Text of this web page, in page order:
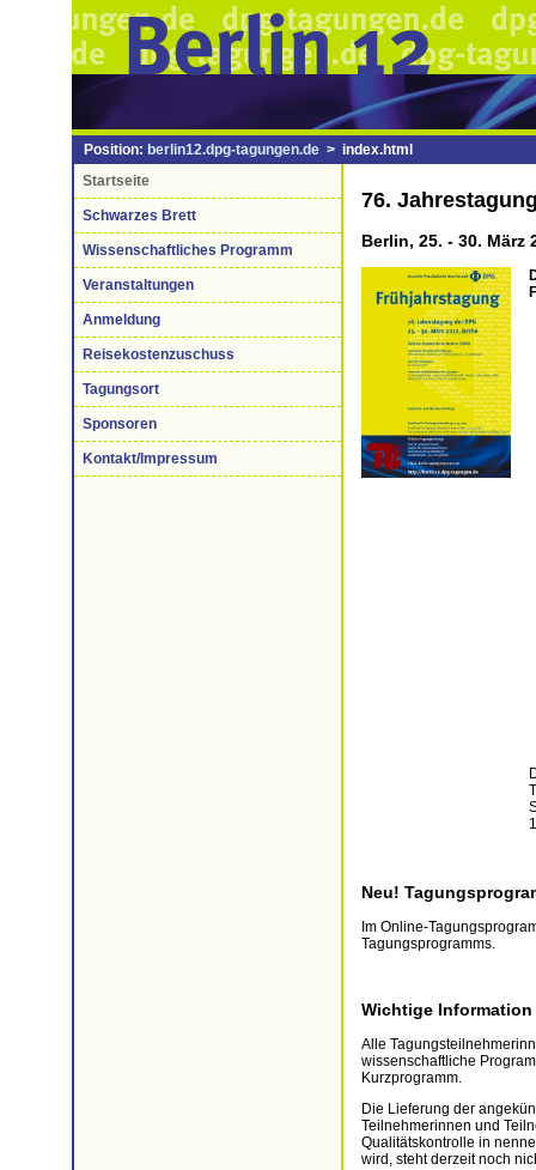
Position: berlin12.dpg-tagungen.de > index.html
Startseite
Schwarzes Brett
Wissenschaftliches Programm
Veranstaltungen
Anmeldung
Reisekostenzuschuss
Tagungsort
Sponsoren
Kontakt/Impressum
76.
Berlin, 25. - 30. März
Neu!
Im Online-
Tagungsprogramms.
Wichtige Information
Alle
wissenschaftliche
Kurzprogramm.
Die Lieferung der
Teilnehmerinnen und
Qualitätskontrolle in
wird, steht derzeit noch